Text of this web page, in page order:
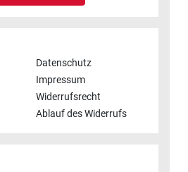
Datenschutz
Impressum
Widerrufsrecht
Ablauf des Widerrufs